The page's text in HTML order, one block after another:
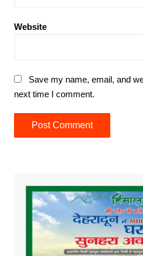
Website
Save my name, email, and
next time I comment.